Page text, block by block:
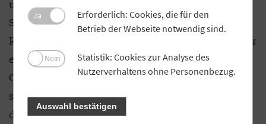
uns die Arbeit und führte zur Absage der
Spielwarenmesse „Summer Edition“. Mit der „Kids
Russia“ konnten wir seit einem Jahr erstmals wieder
eine stationäre Messe unter strikter Einhaltung von
Corona-Schutzmaßnahmen abhalten. Zwar wirkten
sich die Pandemie und die Reiserestriktionen auf
die Teilnehmerzahlen aus, aber mit der
Ja
Erforderlich: Cookies, die für den
Betrieb der Webseite notwendig sind.
Nein
Statistik: Cookies zur Analyse des
Nutzerverhaltens ohne Personenbezug.
Auswahl bestätigen